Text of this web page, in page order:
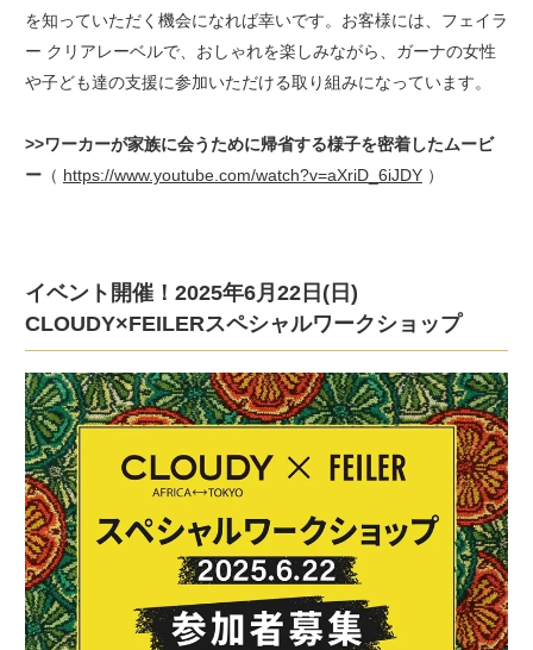
を知っていただく機会になれば幸いです。お客様には、フェイラ
ー クリアレーベルで、おしゃれを楽しみながら、ガーナの女性
や子ども達の支援に参加いただける取り組みになっています。
>>ワーカーが家族に会うために帰省する様子を密着したムービ
ー（ https://www.youtube.com/watch?v=aXriD_6iJDY）
イベント開催！2025年6月22日(日)
CLOUDY×FEILERスペシャルワークショップ